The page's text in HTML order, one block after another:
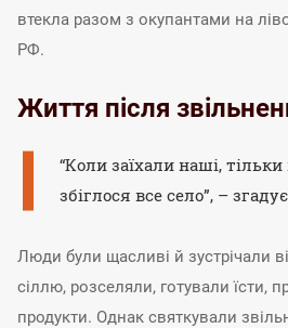
втекла разом з окупантами на
РФ.
Життя після
“Коли заїхали наші,
збіглося все село”, –
Люди були щасливі й зустрічали
сіллю, розселяли, готували їсти,
продукти. Однак святкували